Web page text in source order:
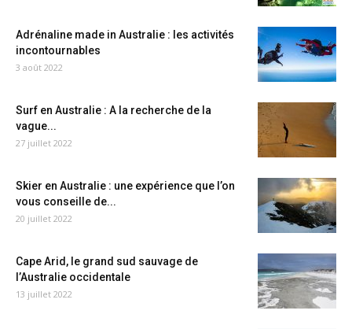
Adrénaline made in Australie : les activités
incontournables
3 août 2022
Surf en Australie : A la recherche de la
vague...
27 juillet 2022
Skier en Australie : une expérience que l’on
vous conseille de...
20 juillet 2022
Cape Arid, le grand sud sauvage de
l’Australie occidentale
13 juillet 2022